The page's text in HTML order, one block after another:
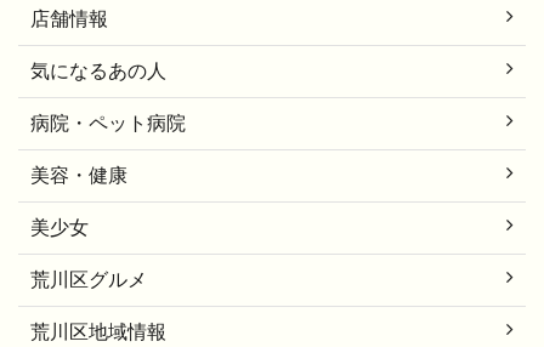
店舗情報
気になるあの人
病院・ペット病院
美容・健康
美少女
荒川区グルメ
荒川区地域情報